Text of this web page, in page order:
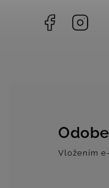
Facebook
Vložením